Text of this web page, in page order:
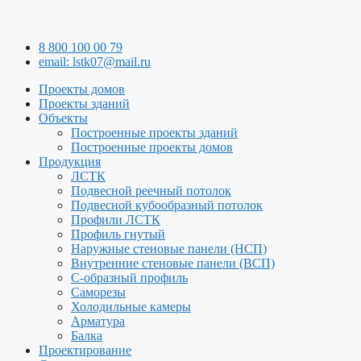
8 800 100 00 79
email: lstk07@mail.ru
Проекты домов
Проекты зданий
Объекты
Построенные проекты зданий
Построенные проекты домов
Продукция
ЛСТК
Подвесной реечный потолок
Подвесной кубообразный потолок
Профили ЛСТК
Профиль гнутый
Наружные стеновые панели (НСП)
Внутренние стеновые панели (ВСП)
С-образный профиль
Саморезы
Холодильные камеры
Арматура
Балка
Проектирование